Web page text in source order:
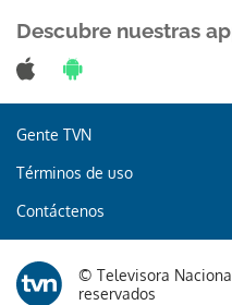
Descubre nuestras
Gente TVN
Términos de uso
Contáctenos
© Televisora
reservados